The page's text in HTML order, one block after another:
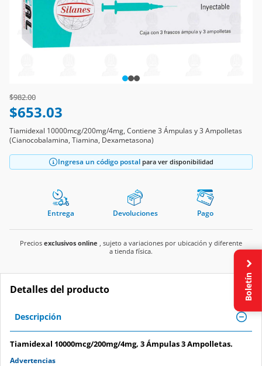
Price reduced from
$982.00to
$653.03
Tiamidexal 10000mcg/200mg/4mg, Contiene 3 Ámpulas y 3 Ampolletas
(Cianocobalamina, Tiamina, Dexametasona)
Ingresa un código postal para ver disponibilidad
Entrega Devoluciones Pago
Precios exclusivos online , sujeto a variaciones por ubicación y diferente
a tienda física.
Detalles del producto
Descripción
Tiamidexal 10000mcg/200mg/4mg, 3 Ámpulas 3 Ampolletas.
Advertencias
Boletín